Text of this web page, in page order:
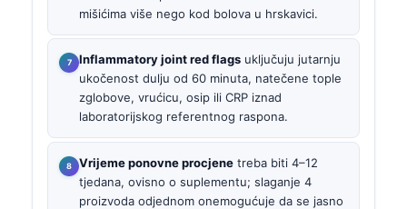
mišićima više nego kod bolova u hrskavici.
Inflammatory joint red flags uključuju jutarnju
ukočenost dulju od 60 minuta, natečene tople
zglobove, vrućicu, osip ili CRP iznad
laboratorijskog referentnog raspona.
Vrijeme ponovne procjene treba biti 4–12
tjedana, ovisno o suplementu; slaganje 4
proizvoda odjednom onemogućuje da se jasno